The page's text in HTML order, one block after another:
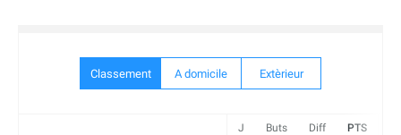
Classement A domicile Extèrieur
J Buts Diff PTS